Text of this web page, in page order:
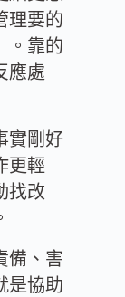
理要的
。靠的
應處
實剛好
更輕
找改
備、害
是協助